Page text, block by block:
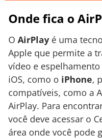
Onde fica o
O AirPlay é uma
Apple que permite a
vídeo e
iOS, como o iPhone,
compatíveis, como a
AirPlay. Para
você deve acessar o
área onde você pode